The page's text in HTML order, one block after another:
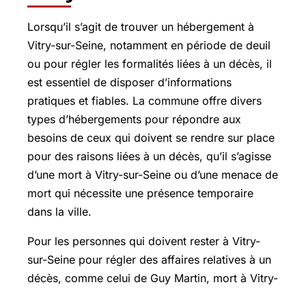
Lorsqu’il s’agit de trouver un hébergement à
Vitry-sur-Seine, notamment en période de deuil
ou pour régler les formalités liées à un décès, il
est essentiel de disposer d’informations
pratiques et fiables. La commune offre divers
types d’hébergements pour répondre aux
besoins de ceux qui doivent se rendre sur place
pour des raisons liées à un décès, qu’il s’agisse
d’une mort à Vitry-sur-Seine ou d’une menace de
mort qui nécessite une présence temporaire
dans la ville.
Pour les personnes qui doivent rester à Vitry-
sur-Seine pour régler des affaires relatives à un
décès, comme celui de Guy Martin, mort à Vitry-